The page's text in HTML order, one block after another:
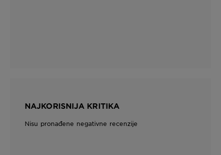
NAJKORISNIJA KRITIKA
Nisu pronađene negativne recenzije